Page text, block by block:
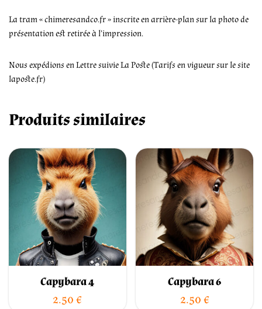
La tram « chimeresandco.fr » inscrite en arrière-plan sur la photo de
présentation est retirée à l’impression.
Nous expédions en Lettre suivie La Poste (Tarifs en vigueur sur le site
laposte.fr)
Produits similaires
Capybara 4
2.50€
Capybara 6
2.50€